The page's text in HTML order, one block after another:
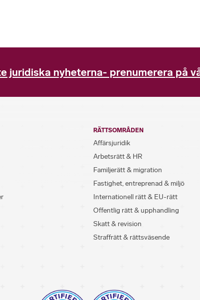
juridiska nyheterna- prenumerera på
RÄTTSOMRÅDEN
Affärsjuridik
Arbetsrätt & HR
Familjerätt & migration
Fastighet, entreprenad & miljö
Internationell rätt & EU-rätt
Offentlig rätt & upphandling
Skatt & revision
Straffrätt & rättsväsende